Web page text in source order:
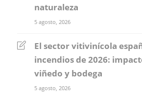
naturaleza
5 agosto, 2026
El sector vitivinícola
incendios de 2026:
viñedo y bodega
5 agosto, 2026